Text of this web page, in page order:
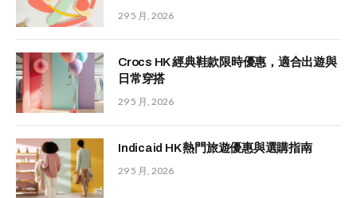
29 5 月, 2026
Crocs HK 經典鞋款限時優惠，適合出遊與
日常穿搭
29 5 月, 2026
Indicaid HK 熱門旅遊優惠與選購指南
29 5 月, 2026